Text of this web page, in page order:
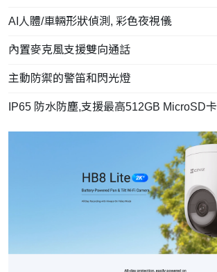
AI人體/車輛形狀偵測, 彩色夜視儀
內置麥克風支援雙向通話
主動防禦的警笛和閃光燈
IP65 防水防塵,支援最高512GB MicroSD卡